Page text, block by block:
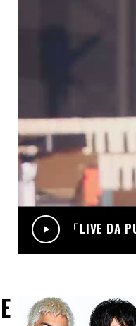
7/18(土
2026年8月
30th」10/
07.03
「DA PUMP
「LIVE DA